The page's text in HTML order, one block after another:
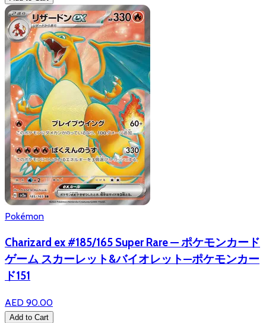
Pokémon
Charizard ex #185/165 Super Rare — ポケモンカード
ゲーム スカーレット&バイオレット—ポケモンカー
ド151
AED 90.00
Add to Cart